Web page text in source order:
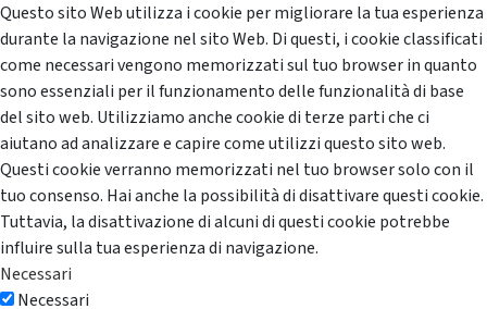
Questo sito Web utilizza i cookie per migliorare la tua esperienza
durante la navigazione nel sito Web. Di questi, i cookie classificati
come necessari vengono memorizzati sul tuo browser in quanto
sono essenziali per il funzionamento delle funzionalità di base
del sito web. Utilizziamo anche cookie di terze parti che ci
aiutano ad analizzare e capire come utilizzi questo sito web.
Questi cookie verranno memorizzati nel tuo browser solo con il
tuo consenso. Hai anche la possibilità di disattivare questi cookie.
Tuttavia, la disattivazione di alcuni di questi cookie potrebbe
influire sulla tua esperienza di navigazione.
Necessari
Necessari